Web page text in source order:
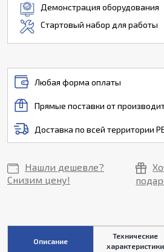
Демонстрация оборудования
Стартовый набор для работы
Любая форма оплаты
Прямые поставки от
Доставка по всей территории
Нашли дешевле?
Снизим цену!
Описание
Технические
характеристики